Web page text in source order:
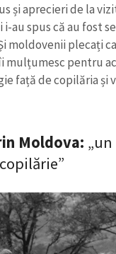
și aprecieri de la
i-au spus că au fost
moldovenii plecați
mulțumesc pentru
față de copilăria și
Moldova: